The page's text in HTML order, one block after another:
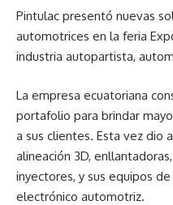
Pintulac presentó nuevas
automotrices en la feria
industria autopartista,
La empresa ecuatoriana
portafolio para brindar
a sus clientes. Esta vez dio
alineación 3D,
inyectores, y sus equipos
electrónico automotriz.